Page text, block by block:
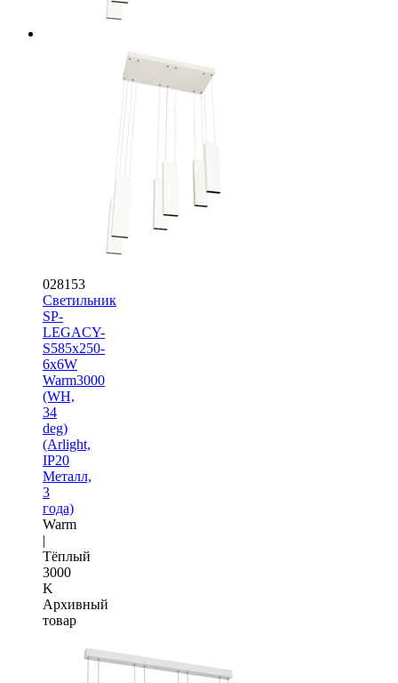
028153
Светильник
SP-
LEGACY-
S585x250-
6x6W
Warm3000
(WH,
34
deg)
(Arlight,
IP20
Металл,
3
года)
Warm
|
Тёплый
3000
K
Архивный
товар